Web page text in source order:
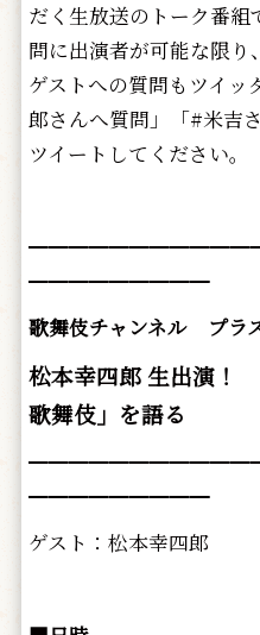
だく生放送のトーク番
問に出演者が可能な限り
ゲストへの質問もツイッ
郎さんへ質問」「#米吉
ツイートしてください。
━━━━━━━━━
歌舞伎チャンネル プラ
松本幸四郎 生出演！
歌舞伎」を語る
━━━━━━━━━
ゲスト：松本幸四郎